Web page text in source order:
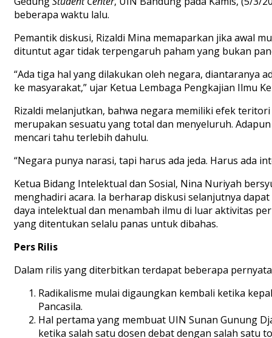
beberapa waktu lalu.
Pemantik diskusi, Rizaldi Mina memaparkan jika awal
dituntut agar tidak terpengaruh paham yang bukan
“Ada tiga hal yang dilakukan oleh negara, diantaranya
ke masyarakat,” ujar Ketua Lembaga Pengkajian Ilmu
Rizaldi melanjutkan, bahwa negara memiliki efek
merupakan sesuatu yang total dan menyeluruh.
mencari tahu terlebih dahulu.
“Negara punya narasi, tapi harus ada jeda. Harus ada
Ketua Bidang Intelektual dan Sosial, Nina Nuriyah
menghadiri acara. Ia berharap diskusi selanjutnya
daya intelektual dan menambah ilmu di luar aktivitas
yang ditentukan selalu panas untuk dibahas.
Pers Rilis
Dalam rilis yang diterbitkan terdapat beberapa
Radikalisme mulai digaungkan kembali ketika
Pancasila.
Hal pertama yang membuat UIN Sunan Gunung
ketika salah satu dosen debat dengan salah satu